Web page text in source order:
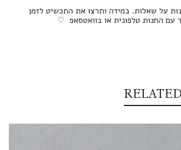
על שאלות. במידה ותרצו את התכשיט לזמן
עם החנות טלפונית או בוואטסאפ ♡